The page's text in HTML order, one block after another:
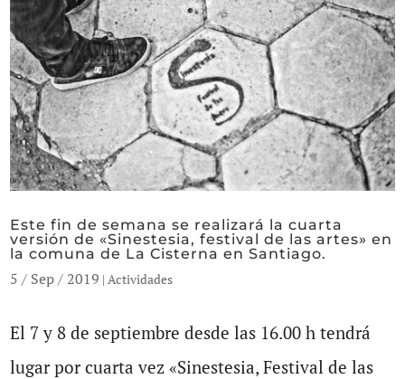
Este fin de semana se realizará la cuarta
versión de «Sinestesia, festival de las artes» en
la comuna de La Cisterna en Santiago.
5 / Sep / 2019 |Actividades
El 7 y 8 de septiembre desde las 16.00 h tendrá
lugar por cuarta vez «Sinestesia, Festival de las